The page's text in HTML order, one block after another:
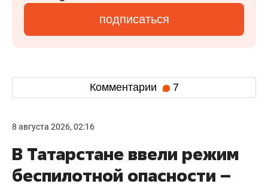
подписаться
Комментарии 7
8 августа 2026, 02:16
В Татарстане ввели режим
беспилотной опасности –